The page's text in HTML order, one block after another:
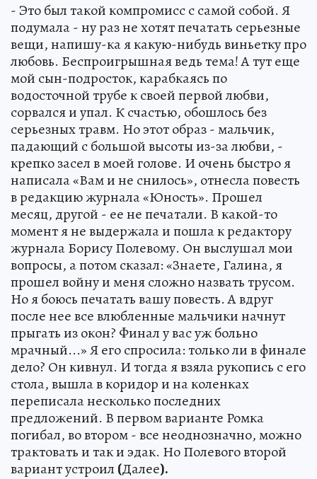
- Это был такой компромисс с самой собой. Я
подумала - ну раз не хотят печатать серьезные
вещи, напишу-ка я какую-нибудь виньетку про
любовь. Беспроигрышная ведь тема! А тут еще
мой сын-подросток, карабкаясь по
водосточной трубе к своей первой любви,
сорвался и упал. К счастью, обошлось без
серьезных травм. Но этот образ - мальчик,
падающий с большой высоты из-за любви, -
крепко засел в моей голове. И очень быстро я
написала «Вам и не снилось», отнесла повесть
в редакцию журнала «Юность». Прошел
месяц, другой - ее не печатали. В какой-то
момент я не выдержала и пошла к редактору
журнала Борису Полевому. Он выслушал мои
вопросы, а потом сказал: «Знаете, Галина, я
прошел войну и меня сложно назвать трусом.
Но я боюсь печатать вашу повесть. А вдруг
после нее все влюбленные мальчики начнут
прыгать из окон? Финал у вас уж больно
мрачный...» Я его спросила: только ли в финале
дело? Он кивнул. И тогда я взяла рукопись с его
стола, вышла в коридор и на коленках
переписала несколько последних
предложений. В первом варианте Ромка
погибал, во втором - все неоднозначно, можно
трактовать и так и эдак. Но Полевого второй
вариант устроил (Далее).